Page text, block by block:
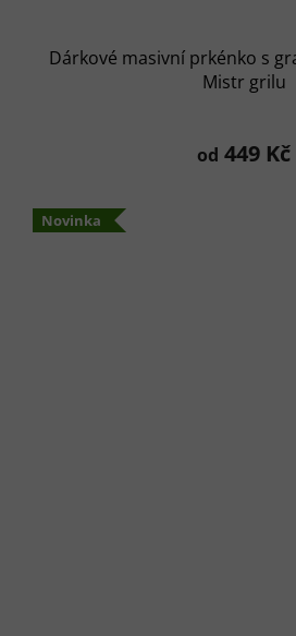
Dárkové masivní prkénko s
Mistr grilu
z
od 449 Kč
Novinka